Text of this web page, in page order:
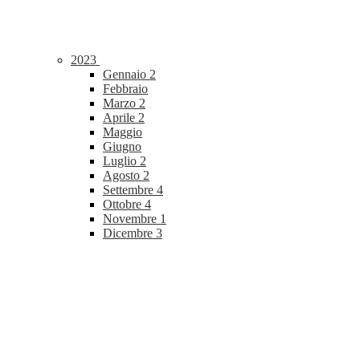
2023
Gennaio 2
Febbraio
Marzo 2
Aprile 2
Maggio
Giugno
Luglio 2
Agosto 2
Settembre 4
Ottobre 4
Novembre 1
Dicembre 3